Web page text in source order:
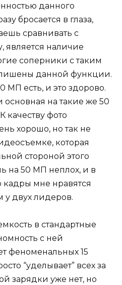
данного
бросается в глаза,
сравнивать с
является наличие
соперники с таким
данной функции.
МП есть, и это здорово.
на такие же 50
фото
хорошо, но так не
которая
стороной этого
на 50 МП неплох, и в
кадры мне нравятся
у двух лидеров.
в стандартные
с ней
феноменальных 15
“уделывает” всех за
зарядки уже нет, но